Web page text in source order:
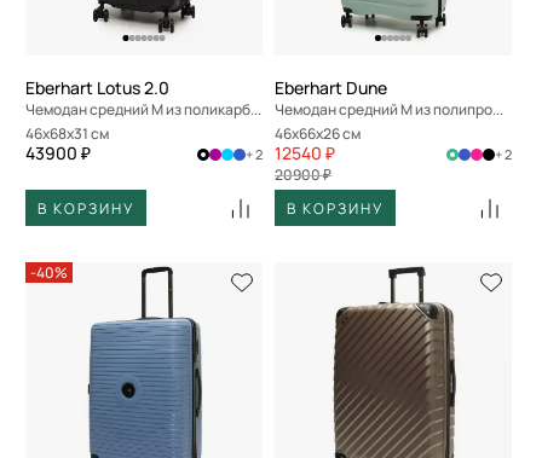
Eberhart Lotus 2.0
Чемодан средний M из поликарбоната
46x68x31 см
43900 ₽ + 2
В КОРЗИНУ
Eberhart Dune
Чемодан средний M из полипропилена
46x66x26 см
12540 ₽
20900 ₽
+ 2
В КОРЗИНУ
-40%